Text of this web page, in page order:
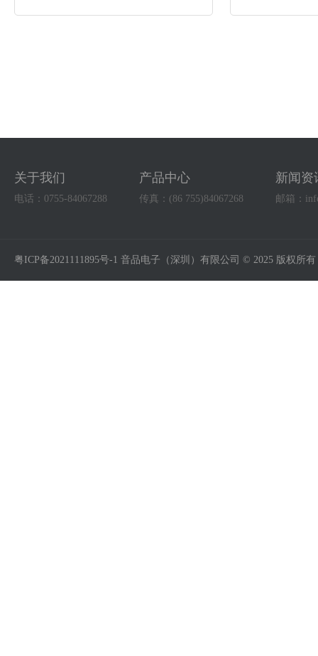
关于我们
电话：0755-84067288
产品中心
传真：(86 755)84067268
新闻资
邮箱：
粤ICP备2021111895号-1 音品电子（深圳）有限公司 © 2025 版权所有